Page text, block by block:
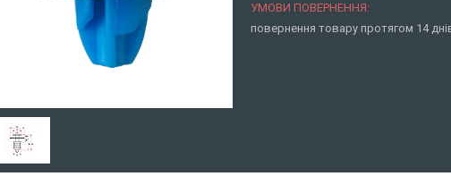
повернення товару протягом 14